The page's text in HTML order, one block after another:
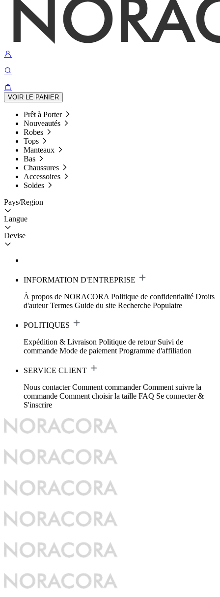
VOIR LE PANIER
Prêt à Porter
Nouveautés
Robes
Tops
Manteaux
Bas
Chaussures
Accessoires
Soldes
Pays/Region
Langue
Devise
INFORMATION D'ENTREPRISE
À propos de NORACORA Politique de confidentialité Droits
d'auteur Termes Guide du site Recherche Populaire
POLITIQUES
Expédition & Livraison Politique de retour Suivi de
commande Mode de paiement Programme d'affiliation
SERVICE CLIENT
Nous contacter Comment commander Comment suivre la
commande Comment choisir la taille FAQ Se connecter &
S'inscrire